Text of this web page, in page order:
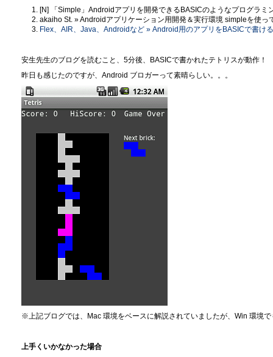
[N] 「Simple」Androidアプリを開発できるBASICのようなプログラミ
akaiho St. » Androidアプリケーション用開発＆実行環境 simpleを使っ
Flex、AIR、Java、Androidなど » Android用のアプリをBASICで書け
安生先生のブログを読むこと、5分後、BASICで書かれたテトリスが動作！
昨日も感じたのですが、Android ブロガーって素晴らしい。。。
※上記ブログでは、Mac 環境をベースに解説されていましたが、Win 環境
上手くいかなかった場合